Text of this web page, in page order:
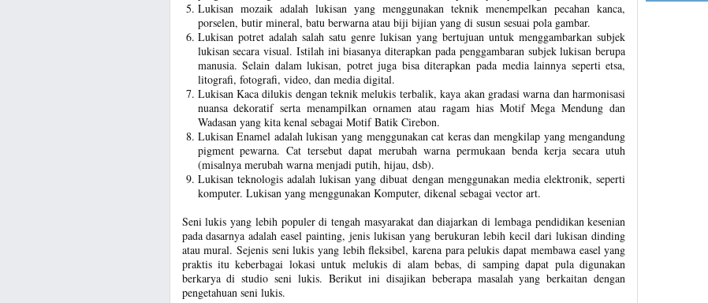
Lukisan mozaik adalah lukisan yang menggunakan teknik menempelkan pecahan kanca,
porselen, butir mineral, batu berwarna atau biji bijian yang di susun sesuai pola gambar.
Lukisan potret adalah salah satu genre lukisan yang bertujuan untuk menggambarkan subjek
lukisan secara visual. Istilah ini biasanya diterapkan pada penggambaran subjek lukisan berupa
manusia. Selain dalam lukisan, potret juga bisa diterapkan pada media lainnya seperti etsa,
litografi, fotografi, video, dan media digital.
Lukisan Kaca dilukis dengan teknik melukis terbalik, kaya akan gradasi warna dan harmonisasi
nuansa dekoratif serta menampilkan ornamen atau ragam hias Motif Mega Mendung dan
Wadasan yang kita kenal sebagai Motif Batik Cirebon.
Lukisan Enamel adalah lukisan yang menggunakan cat keras dan mengkilap yang mengandung
pigment pewarna. Cat tersebut dapat merubah warna permukaan benda kerja secara utuh
(misalnya merubah warna menjadi putih, hijau, dsb).
Lukisan teknologis adalah lukisan yang dibuat dengan menggunakan media elektronik, seperti
komputer. Lukisan yang menggunakan Komputer, dikenal sebagai vector art.
Seni lukis yang lebih populer di tengah masyarakat dan diajarkan di lembaga pendidikan kesenian
pada dasarnya adalah easel painting, jenis lukisan yang berukuran lebih kecil dari lukisan dinding
atau mural. Sejenis seni lukis yang lebih fleksibel, karena para pelukis dapat membawa easel yang
praktis itu keberbagai lokasi untuk melukis di alam bebas, di samping dapat pula digunakan
berkarya di studio seni lukis. Berikut ini disajikan beberapa masalah yang berkaitan dengan
pengetahuan seni lukis.